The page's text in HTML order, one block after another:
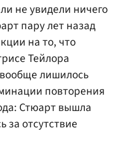
не увидели ничего
пару лет назад
на то, что
Тейлора
лишилось
повторения
Стюарт вышла
за отсутствие